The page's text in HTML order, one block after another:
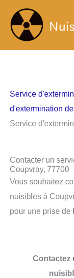
contenu
Service
d'extermination
Service
Contacter un
Coupvray, 77700
Vous souhaitez
nuisibles à
pour une prise de
Contactez